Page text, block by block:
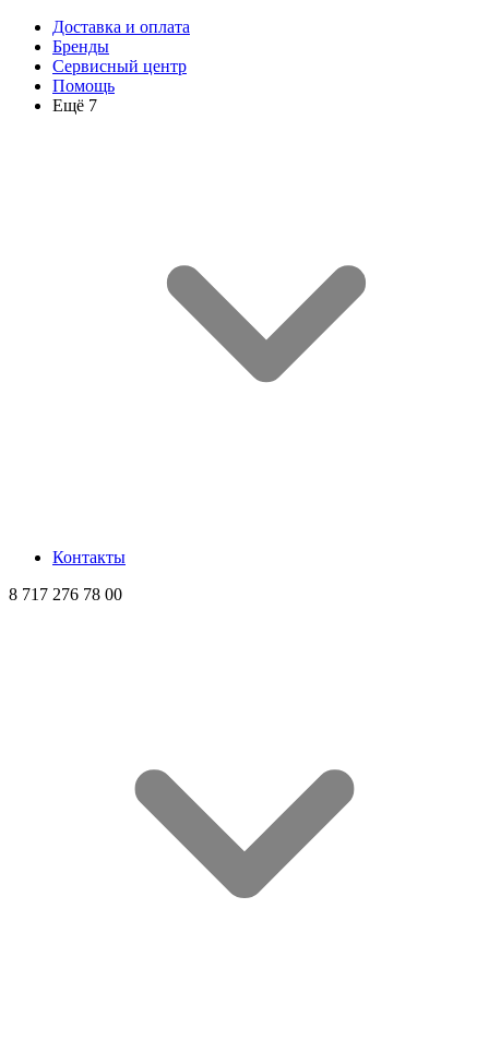
Доставка и оплата
Бренды
Сервисный центр
Помощь
Ещё 7
Контакты
8 717 276 78 00